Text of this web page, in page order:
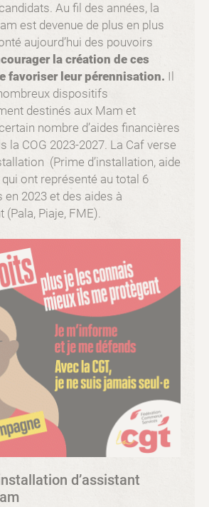
Au fil des années, la
est devenue de plus en plus
aujourd’hui des pouvoirs
la création de ces
favoriser leur pérennisation. Il
dispositifs
destinés aux Mam et
nombre d’aides financières
la COG 2023-2027. La Caf verse
(Prime d’installation, aide
ont représenté au total 6
en 2023 et des aides à
(Pala, Piaje, FME).
d’assistant